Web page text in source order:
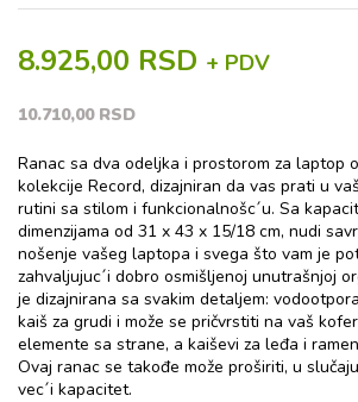
8.925,00 RSD + PDV
10.710,00 RSD
Ranac sa dva odeljka i prostorom za laptop
kolekcije Record, dizajniran da vas prati u
rutini sa stilom i funkcionalnošc´u. Sa
dimenzijama od 31 x 43 x 15/18 cm, nudi
nošenje vašeg laptopa i svega što vam je
zahvaljujuc´i dobro osmišljenoj unutrašnjoj
je dizajnirana sa svakim detaljem:
kaiš za grudi i može se pričvrstiti na vaš
elemente sa strane, a kaiševi za leđa i
Ovaj ranac se takođe može proširiti, u
vec´i kapacitet.